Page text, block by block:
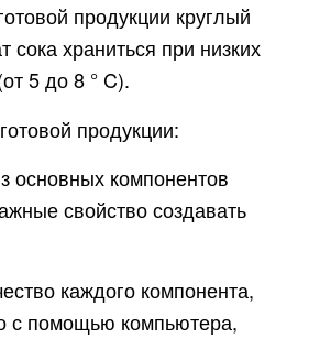
продукции круглый
сока храниться при низких
5 до 8 ° C).
продукции:
основных компонентов
свойство создавать
каждого компонента,
с помощью компьютера,